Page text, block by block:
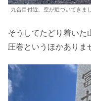
九合目付近。空が近づいてきまし
そうしてたどり着いた
圧巻というほかありま